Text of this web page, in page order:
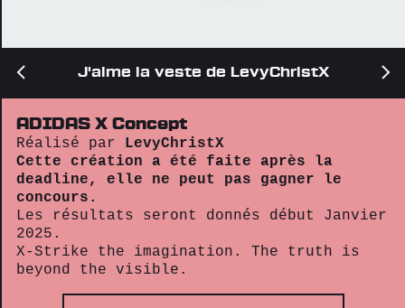
J'aime la veste de LevyChristX
ADIDAS X Concept
Réalisé par LevyChristX
Cette création a été faite après la
deadline, elle ne peut pas gagner le
concours.
Les résultats seront donnés début Janvier
2025.
X-Strike the imagination. The truth is
beyond the visible.